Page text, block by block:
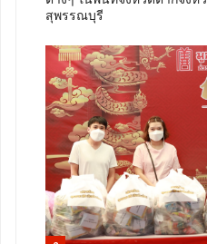
สุพรรณบุรี